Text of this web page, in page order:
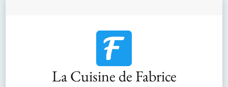
La Cuisine de Fabrice